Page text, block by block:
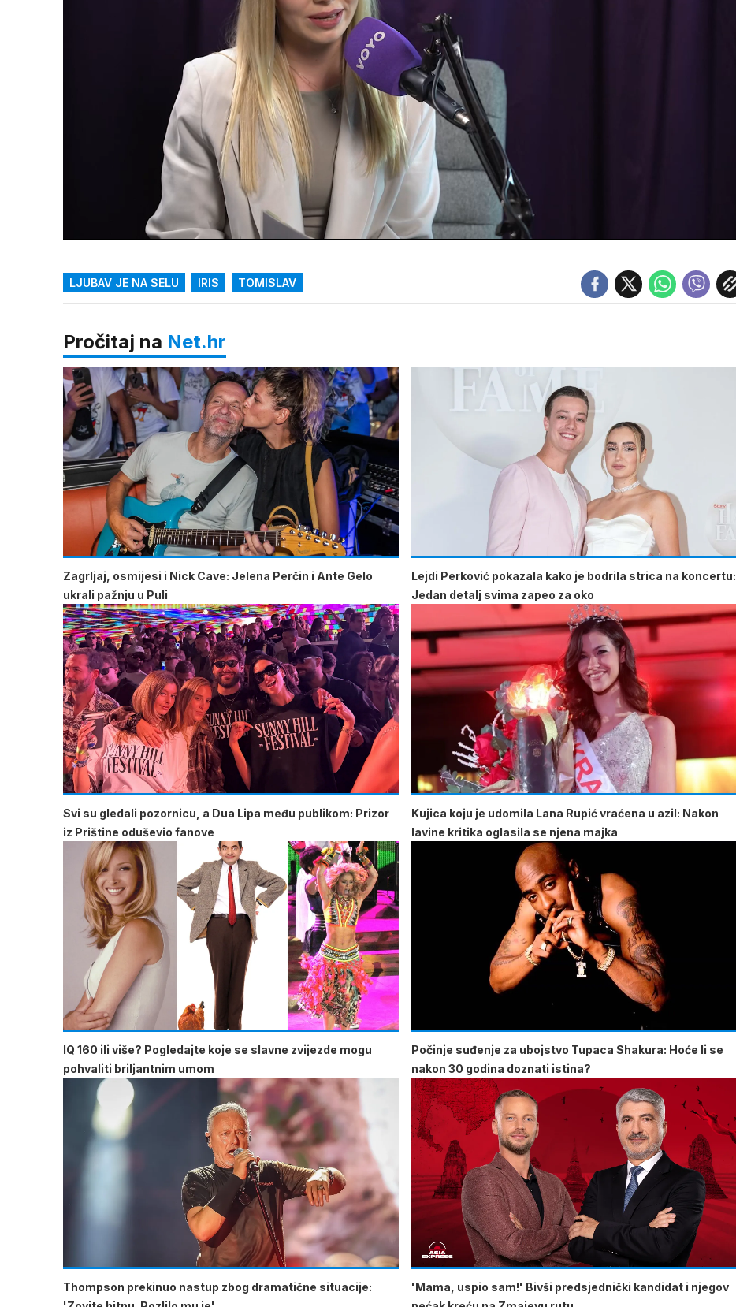
zvuk
/
LJUBAV JE NA SELU IRIS TOMISLAV
Pročitaj na Net.hr
Zagrljaj, osmijesi i Nick Cave: Jelena Perčin i Ante Gelo
ukrali pažnju u Puli
Lejdi Perković pokazala kako je bodrila strica na koncertu:
Jedan detalj svima zapeo za oko
Svi su gledali pozornicu, a Dua Lipa među publikom: Prizor
iz Prištine oduševio fanove
Kujica koju je udomila Lana Rupić vraćena u azil: Nakon
lavine kritika oglasila se njena majka
IQ 160 ili više? Pogledajte koje se slavne zvijezde mogu
pohvaliti briljantnim umom
Počinje suđenje za ubojstvo Tupaca Shakura: Hoće li se
nakon 30 godina doznati istina?
Thompson prekinuo nastup zbog dramatične situacije:
'Mama, uspio sam!' Bivši predsjednički kandidat i njegov